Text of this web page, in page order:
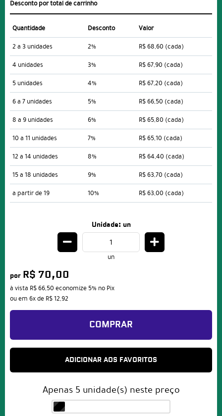
Desconto por total de carrinho
Quantidade Desconto
Valor
2 a 3 unidades
2% R$ 68,60 (cada)
4 unidades
3% R$ 67,90 (cada)
5 unidades
4% R$ 67,20 (cada)
6 a 7 unidades
5% R$ 66,50 (cada)
8 a 9 unidades
6% R$ 65,80 (cada)
10 a 11 unidades
7% R$ 65,10 (cada)
12 a 14 unidades
8% R$ 64,40 (cada)
15 a 18 unidades
9% R$ 63,70 (cada)
a partir de 19
10% R$ 63,00 (cada)
Unidade: un
un
por R$ 70,00
à vista R$ 66,50 economize 5% no Pix
ou em 6xde R$ 12,92
COMPRAR
ADICIONAR AOS FAVORITOS
Apenas 5 unidade(s) neste preço